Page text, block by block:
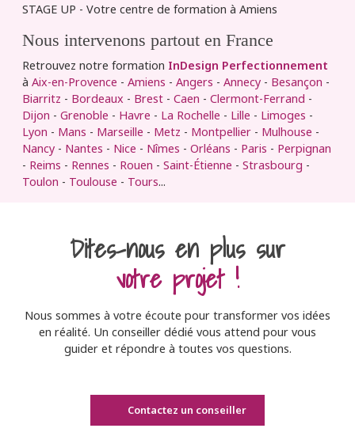
STAGE UP - Votre centre de formation à Amiens
Nous intervenons partout en France
Retrouvez notre formation InDesign Perfectionnement
à Aix-en-Provence - Amiens - Angers - Annecy - Besançon -
Biarritz - Bordeaux - Brest - Caen - Clermont-Ferrand -
Dijon - Grenoble - Havre - La Rochelle - Lille - Limoges -
Lyon - Mans - Marseille - Metz - Montpellier - Mulhouse -
Nancy - Nantes - Nice - Nîmes - Orléans - Paris - Perpignan
- Reims - Rennes - Rouen - Saint-Étienne - Strasbourg -
Toulon - Toulouse - Tours...
Dites-nous en plus sur
votre projet !
Nous sommes à votre écoute pour transformer vos idées
en réalité. Un conseiller dédié vous attend pour vous
guider et répondre à toutes vos questions.
Contactez un conseiller